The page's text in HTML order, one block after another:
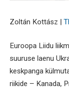
Zoltán Kottász |
Euroopa Liidu
suuruse laenu
keskpanga
riikide – Kanada,